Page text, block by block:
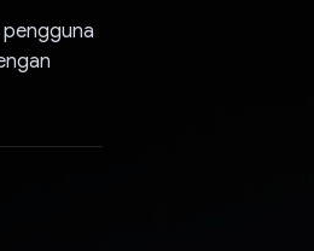
pengguna